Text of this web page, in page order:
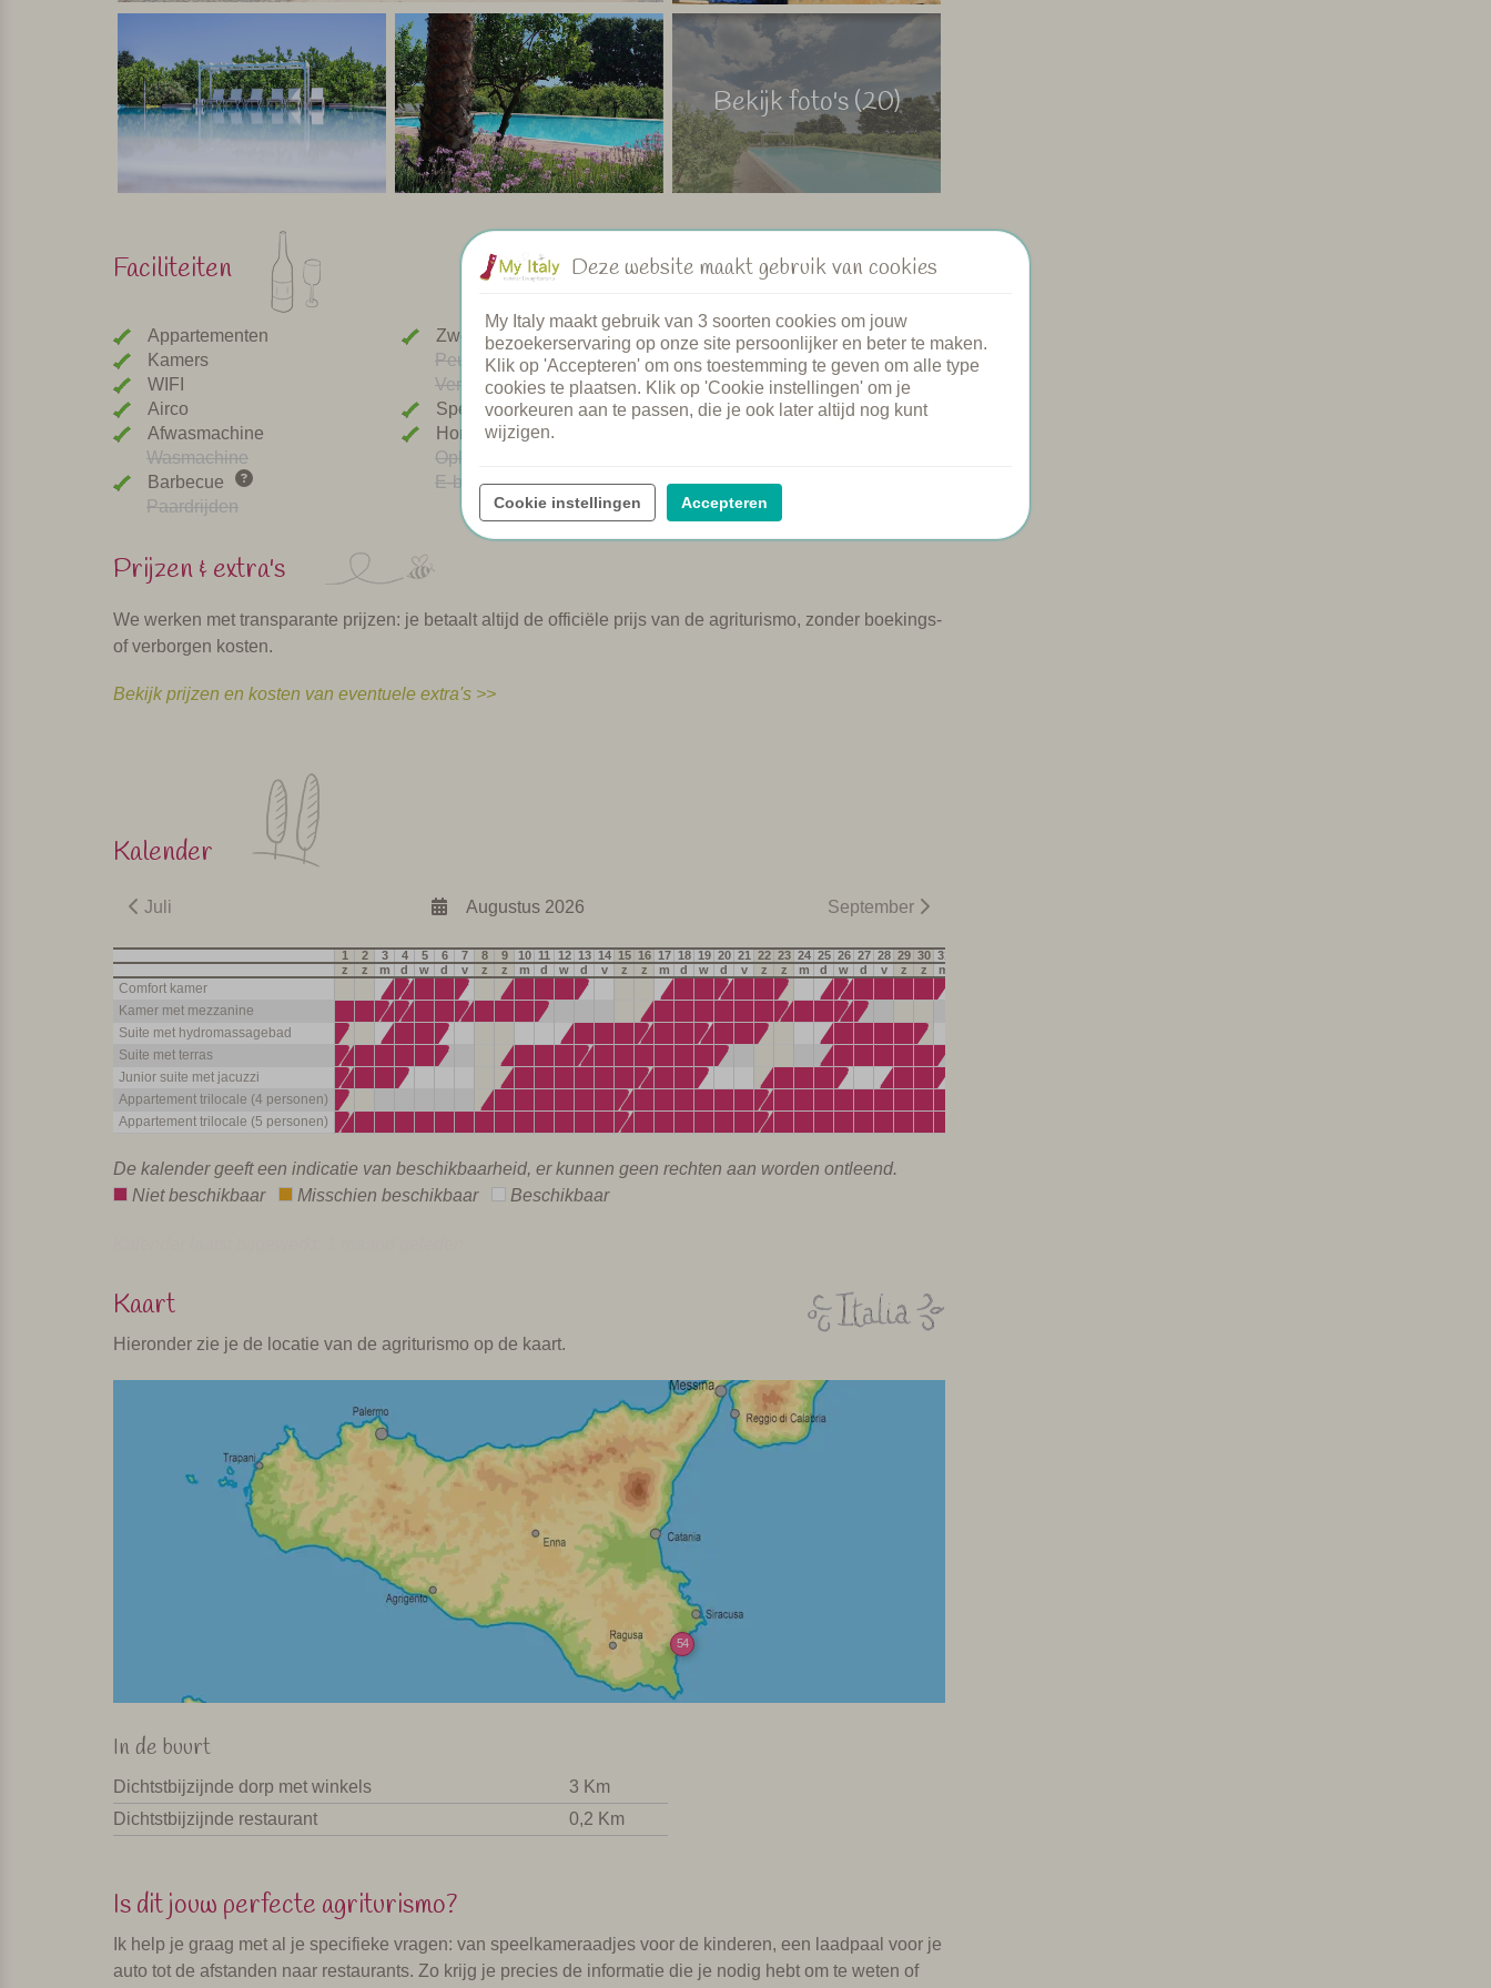
Bekijk foto's (20)
Faciliteiten
Appartementen Zwembad
Restaurant
Kamers
Peuterbadje
Gezamenlijke diners
WIFI
Verwarmd zwembad
Ontbijt
Airco
Speeltuintje
Brood service
Afwasmachine
Honden welkom
Wasmachine
Oplaadpunt auto
Barbecue
E-bike verhuur
Wijnproeverij
Paardrijden
Prijzen & extra's
We werken met transparante prijzen: je betaalt altijd de officiële prijs van de agriturismo, zonder boekings-
of verborgen kosten.
Bekijk prijzen en kosten van eventuele extra's >>
Kalender
Juli Augustus 2026 September
1 2 3 4 5 6 7 8 9 10 11 12 13 14 15 16 17 18 19 20 21 22 23 24 25 26 27 28 29 30 31
z
z m d w d v z z m d w d v z z m d w d v z z m d w d v z z m
Comfort kamer
Kamer met mezzanine
Suite met hydromassagebad
Suite met terras
Junior suite met jacuzzi
Appartement trilocale (4 personen)
Appartement trilocale (5 personen)
De kalender geeft een indicatie van beschikbaarheid, er kunnen geen rechten aan worden ontleend.
Niet beschikbaar
Misschien beschikbaar Beschikbaar
Kaart
Hieronder zie je de locatie van de agriturismo op de kaart.
54
In de buurt
Dichtstbijzijnde dorp met winkels
3 Km
Dichtstbijzijnde restaurant
0,2 Km
Is dit jouw perfecte agriturismo?
Ik help je graag met al je specifieke vragen: van speelkameraadjes voor de kinderen, een laadpaal voor je
auto tot de afstanden naar restaurants. Zo krijg je precies de informatie die je nodig hebt om te weten of
Deze website maakt gebruik van cookies
My Italy maakt gebruik van 3 soorten cookies om jouw
bezoekerservaring op onze site persoonlijker en beter te maken.
Klik op 'Accepteren' om ons toestemming te geven om alle type
cookies te plaatsen. Klik op 'Cookie instellingen' om je
voorkeuren aan te passen, die je ook later altijd nog kunt
wijzigen.
Cookie instellingen Accepteren